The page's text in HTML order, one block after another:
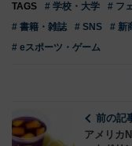
TAGS # 学校・大学 # フ
# 書籍・雑誌
# SNS # 新
# eスポーツ・ゲーム
前の記
アメリカ